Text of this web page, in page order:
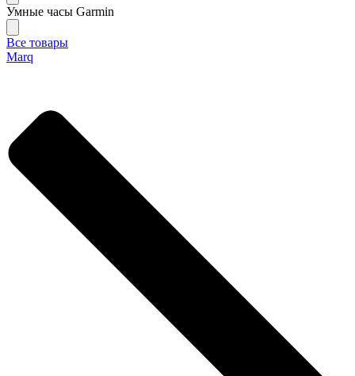
Умные часы Garmin
Все товары
Marq